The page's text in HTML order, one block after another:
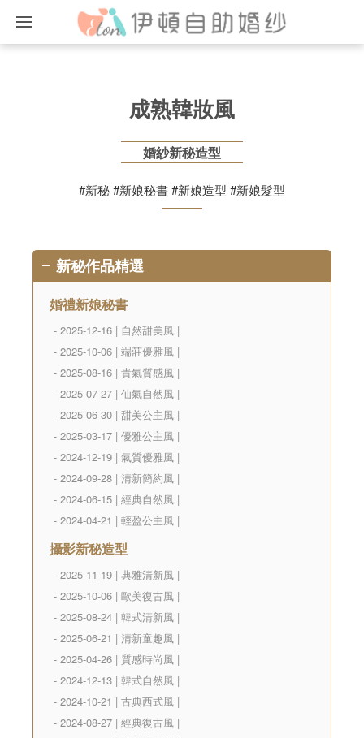
成熟韓妝風
婚紗新秘造型
#新秘 #新娘秘書 #新娘造型 #新娘髮型
新秘作品精選
婚禮新娘秘書
- 2025-12-16 | 自然甜美風 |
- 2025-10-06 | 端莊優雅風 |
- 2025-08-16 | 貴氣質感風 |
- 2025-07-27 | 仙氣自然風 |
- 2025-06-30 | 甜美公主風 |
- 2025-03-17 | 優雅公主風 |
- 2024-12-19 | 氣質優雅風 |
- 2024-09-28 | 清新簡約風 |
- 2024-06-15 | 經典自然風 |
- 2024-04-21 | 輕盈公主風 |
攝影新秘造型
- 2025-11-19 | 典雅清新風 |
- 2025-10-06 | 歐美復古風 |
- 2025-08-24 | 韓式清新風 |
- 2025-06-21 | 清新童趣風 |
- 2025-04-26 | 質感時尚風 |
- 2024-12-13 | 韓式自然風 |
- 2024-10-21 | 古典西式風 |
- 2024-08-27 | 經典復古風 |